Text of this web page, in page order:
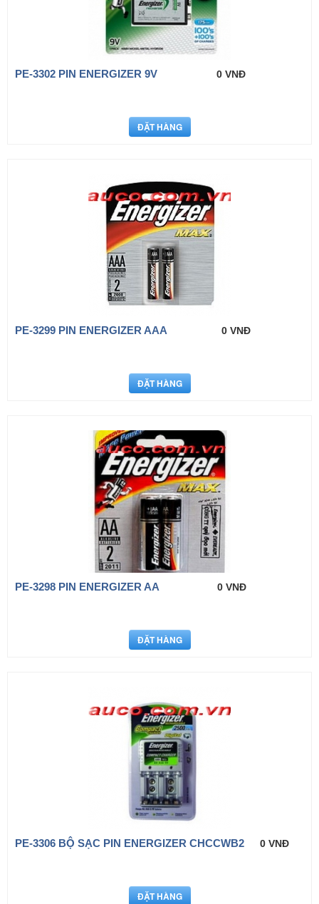
PE-3302 PIN ENERGIZER 9V 0 VNĐ
PE-3299 PIN ENERGIZER AAA 0 VNĐ
PE-3298 PIN ENERGIZER AA 0 VNĐ
PE-3306 BỘ SẠC PIN ENERGIZER CHCCWB2 0 VNĐ